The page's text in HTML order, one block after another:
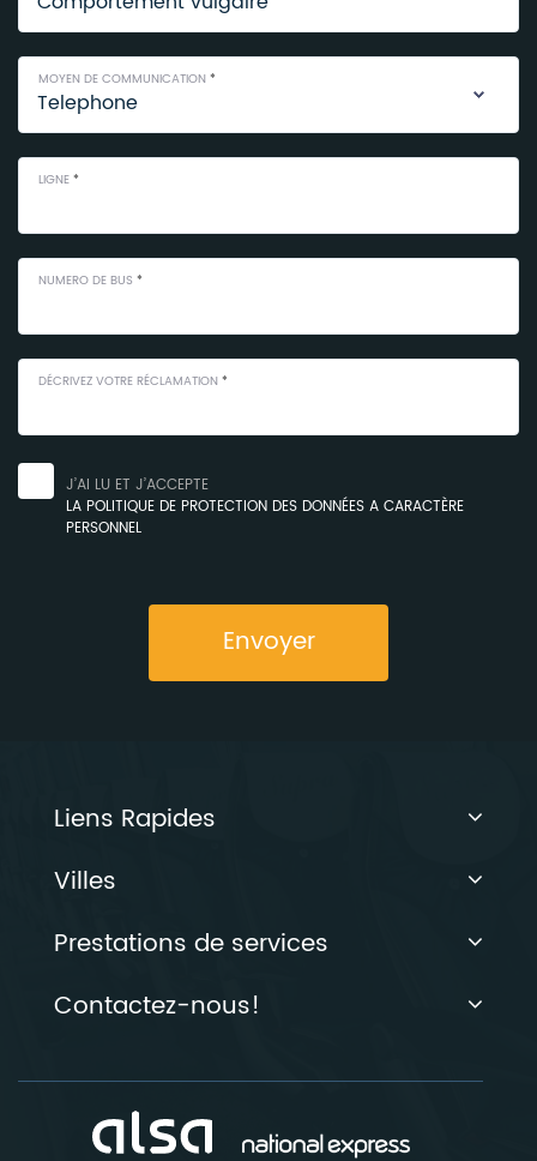
MOYEN DE COMMUNICATION*
LIGNE*
NUMERO DE BUS *
DÉCRIVEZ VOTRE RÉCLAMATION*
J’AI LU ET J’ACCEPTE
LA POLITIQUE DE PROTECTION DES DONNÉES A CARACTÈRE
PERSONNEL
Envoyer
Liens Rapides
Villes
Prestations de services
Contactez-nous!